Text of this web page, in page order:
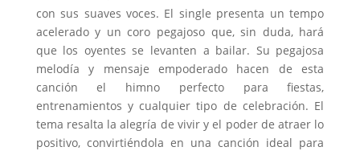
con sus suaves voces. El single presenta un tempo
acelerado y un coro pegajoso que, sin duda, hará
que los oyentes se levanten a bailar. Su pegajosa
melodía y mensaje empoderado hacen de esta
canción el himno perfecto para fiestas,
entrenamientos y cualquier tipo de celebración. El
tema resalta la alegría de vivir y el poder de atraer lo
positivo, convirtiéndola en una canción ideal para